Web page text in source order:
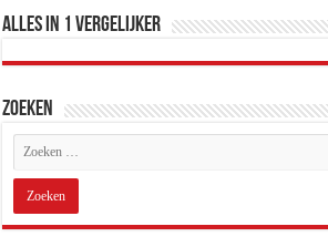
Alles in 1 Vergelijker
Zoeken